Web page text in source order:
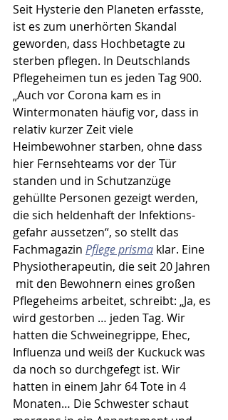
Seit Hysterie den Planeten erfasste,
ist es zum unerhörten Skandal
geworden, dass Hochbetagte zu
sterben pflegen. In Deutschlands
Pflegeheimen tun es jeden Tag 900.
„Auch vor Corona kam es in
Wintermonaten häufig vor, dass in
relativ kurzer Zeit viele
Heimbewohner starben, ohne dass
hier Fernsehteams vor der Tür
standen und in Schutzanzüge
gehüllte Personen gezeigt werden,
die sich heldenhaft der Infektions­
gefahr aussetzen“, so stellt das
Fachmagazin Pflege prisma klar. Eine
Physiotherapeutin, die seit 20 Jahren
mit den Bewohnern eines großen
Pflegeheims arbeitet, schreibt: „Ja, es
wird gestorben … jeden Tag. Wir
hatten die Schweine­grippe, Ehec,
Influenza und weiß der Kuckuck was
da noch so durchgefegt ist. Wir
hatten in einem Jahr 64 Tote in 4
Monaten… Die Schwester schaut